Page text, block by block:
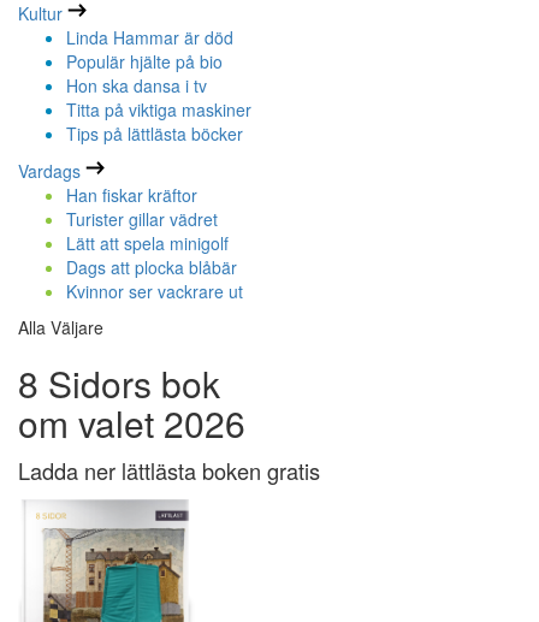
Kultur
Linda Hammar är död
Populär hjälte på bio
Hon ska dansa i tv
Titta på viktiga maskiner
Tips på lättlästa böcker
Vardags
Han fiskar kräftor
Turister gillar vädret
Lätt att spela minigolf
Dags att plocka blåbär
Kvinnor ser vackrare ut
Alla Väljare
8 Sidors bok
om valet 2026
Ladda ner lättlästa boken gratis